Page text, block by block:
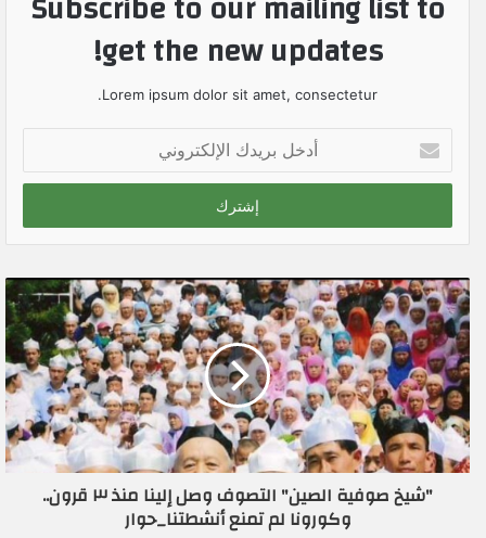
get the new updates!
Lorem ipsum dolor sit amet, consectetur.
خ
ب
ي
د
ك
ا
ل
إ
ل
ك
ت
"شيخ صوفية الصين" التصوف وصل إلينا منذ ٣ قرون..
وكورونا لم تمنع أنشطتنا_حوار